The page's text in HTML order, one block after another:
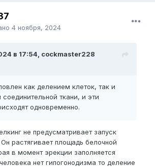
4 ноября, 2024
в 17:54, cockmaster228
как делением клеток, так и
ткани, и эти
одновременно.
не предусматривает запуск
растягивает площадь белочной
в момент эрекции заполняется
нет гипогонодизма то деление